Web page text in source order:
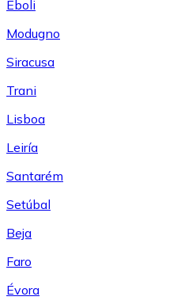
Eboli
Modugno
Siracusa
Trani
Lisboa
Leiría
Santarém
Setúbal
Beja
Faro
Évora